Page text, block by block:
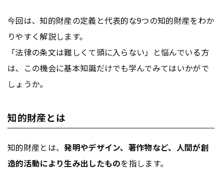
今回は、知的財産の定義と代表的な9つの知的財産をわか
りやすく解説します。
「法律の条文は難しくて頭に入らない」と悩んでいる方
は、この機会に基本知識だけでも学んでみてはいかがで
しょうか。
知的財産とは
知的財産とは、発明やデザイン、著作物など、人間が創
造的活動により生み出したものを指します。